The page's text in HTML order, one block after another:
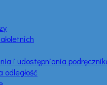
i udostępniania
odległość